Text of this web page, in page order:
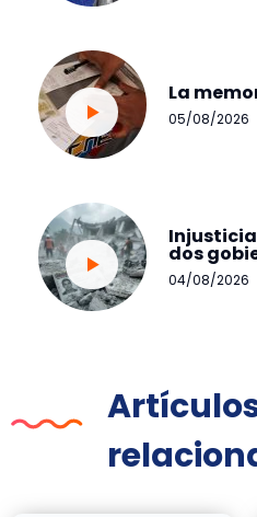
La
05/08/2026
dos
04/08/2026